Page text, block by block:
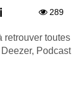
289
retrouver toutes
, Podcast